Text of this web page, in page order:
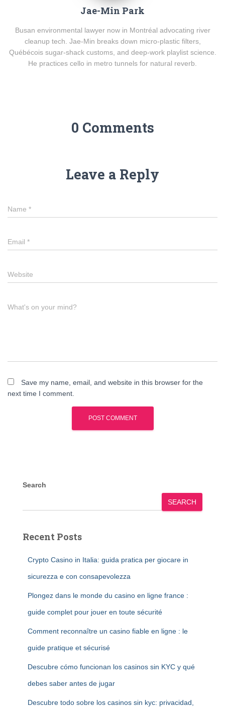
Jae-Min Park
Busan environmental lawyer now in Montréal advocating river
cleanup tech. Jae-Min breaks down micro-plastic filters,
Québécois sugar-shack customs, and deep-work playlist science.
He practices cello in metro tunnels for natural reverb.
0 Comments
Leave a Reply
Name *
Email *
Website
What's on your mind?
Save my name, email, and website in this browser for the
next time I comment.
Search
SEARCH
Recent Posts
Crypto Casino in Italia: guida pratica per giocare in
sicurezza e con consapevolezza
Plongez dans le monde du casino en ligne france :
guide complet pour jouer en toute sécurité
Comment reconnaître un casino fiable en ligne : le
guide pratique et sécurisé
Descubre cómo funcionan los casinos sin KYC y qué
debes saber antes de jugar
Descubre todo sobre los casinos sin kyc: privacidad,